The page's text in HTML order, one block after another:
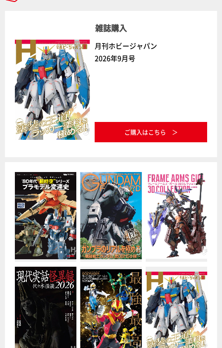
雑誌購入
月刊ホビージャパン
2026年9月号
ご購入はこちら